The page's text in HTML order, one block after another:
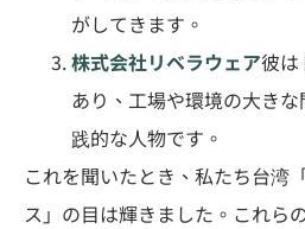
がしてきます。
株式会社リベラウェア彼は
あり、工場や環境の大き
践的な人物です。
これを聞いたとき、私たち台湾
ス」の目は輝きました。これら